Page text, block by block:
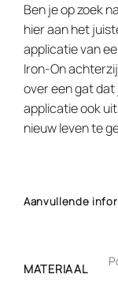
Ben je op zoek
hier aan het
applicatie van
Iron-On
over een gat dat
applicatie ook
nieuw leven te
Aanvullende
MATERIAAL